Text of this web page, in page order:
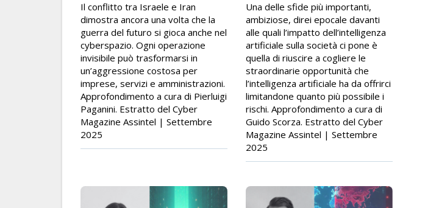
Il conflitto tra Israele e Iran
dimostra ancora una volta che la
guerra del futuro si gioca anche nel
cyberspazio. Ogni operazione
invisibile può trasformarsi in
un’aggressione costosa per
imprese, servizi e amministrazioni.
Approfondimento a cura di Pierluigi
Paganini. Estratto del Cyber
Magazine Assintel | Settembre
2025
Una delle sfide più importanti,
ambiziose, direi epocale davanti
alle quali l’impatto dell’intelligenza
artificiale sulla società ci pone è
quella di riuscire a cogliere le
straordinarie opportunità che
l’intelligenza artificiale ha da offrirci
limitandone quanto più possibile i
rischi. Approfondimento a cura di
Guido Scorza. Estratto del Cyber
Magazine Assintel | Settembre
2025